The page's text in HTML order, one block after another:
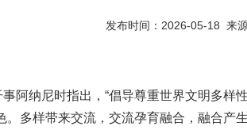
发布时间：2026-05-18 来源
纳尼时指出，“倡导尊重世界文明多样
多样带来交流，交流孕育融合，融合产